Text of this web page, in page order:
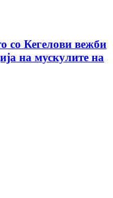
со Кегелови вежби
на мускулите на